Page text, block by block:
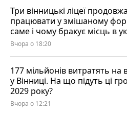
Три вінницькі ліцеї
працювати у змішаному
саме і чому бракує місць в
Вчора о 18:20
177 мільйонів витратять на
у Вінниці. На що підуть ці
2029 року?
Вчора о 12:21